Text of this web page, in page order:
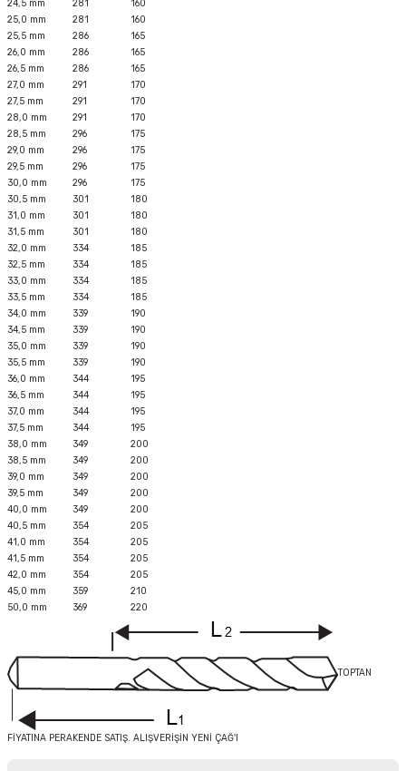
24,5 mm
281
160
25,0 mm
281
160
25,5 mm
286
165
26,0 mm
286
165
26,5 mm
286
165
27,0 mm
291
170
27,5 mm
291
170
28,0 mm
291
170
28,5 mm
296
175
29,0 mm
296
175
29,5 mm
296
175
30,0 mm
296
175
30,5 mm
301
180
31,0 mm
301
180
31,5 mm
301
180
32,0 mm
334
185
32,5 mm
334
185
33,0 mm
334
185
33,5 mm
334
185
34,0 mm
339
190
34,5 mm
339
190
35,0 mm
339
190
35,5 mm
339
190
36,0 mm
344
195
36,5 mm
344
195
37,0 mm
344
195
37,5 mm
344
195
38,0 mm
349
200
38,5 mm
349
200
39,0 mm
349
200
39,5 mm
349
200
40,0 mm
349
200
40,5 mm
354
205
41,0 mm
354
205
41,5 mm
354
205
42,0 mm
354
205
45,0 mm
359
210
50,0 mm
369 220
TOPTAN
FİYATINA PERAKENDE SATIŞ. ALIŞVERİŞİN YENİ ÇAĞ'I